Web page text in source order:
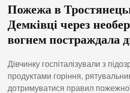
Пожежа в
Демківці через
вогнем постраждала
Дівчинку госпіталізували з
продуктами горіння,
дотримуватися правил